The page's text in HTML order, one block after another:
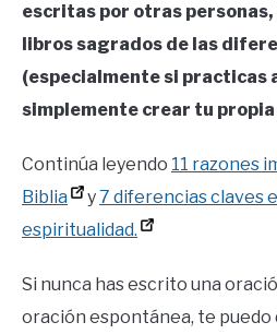
escritas por otras
libros sagrados de las
(especialmente si practicas
simplemente crear tu
Continúa leyendo 11 razones
Biblia
y7 diferencias claves
espiritualidad.
Si nunca has escrito una
oración espontánea, te puedo